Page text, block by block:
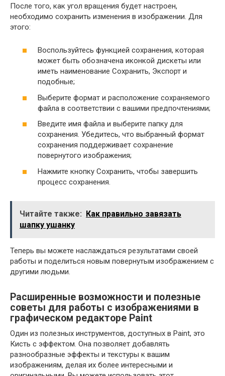
После того, как угол вращения будет настроен,
необходимо сохранить изменения в изображении. Для
этого:
Воспользуйтесь функцией сохранения, которая
может быть обозначена иконкой дискеты или
иметь наименование Сохранить, Экспорт и
подобные;
Выберите формат и расположение сохраняемого
файла в соответствии с вашими предпочтениями;
Введите имя файла и выберите папку для
сохранения. Убедитесь, что выбранный формат
сохранения поддерживает сохранение
повернутого изображения;
Нажмите кнопку Сохранить, чтобы завершить
процесс сохранения.
Читайте также: Как правильно завязать
шапку ушанку
Теперь вы можете наслаждаться результатами своей
работы и поделиться новым повернутым изображением с
другими людьми.
Расширенные возможности и полезные
советы для работы с изображениями в
графическом редакторе Paint
Один из полезных инструментов, доступных в Paint, это
Кисть с эффектом. Она позволяет добавлять
разнообразные эффекты и текстуры к вашим
изображениям, делая их более интересными и